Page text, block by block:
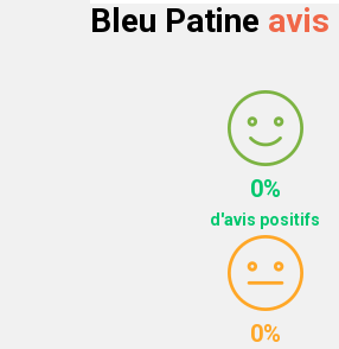
Bleu Patine avis
0%
d'avis positifs
0%